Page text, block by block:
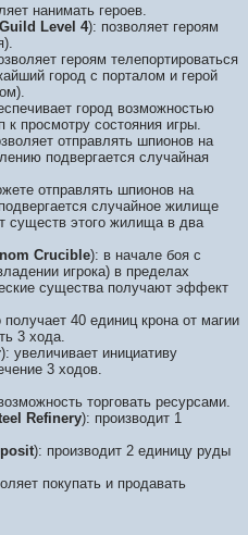
нанимать героев.
Level 4): позволяет героям
героям телепортироваться
город с порталом и герой
город возможностью
просмотру состояния игры.
отправлять шпионов на
подвергается случайная
отправлять шпионов на
случайное жилище
существ этого жилища в два
Crucible): в начале боя с
игрока) в пределах
существа получают эффект
40 единиц крона от магии
3 хода.
): увеличивает инициативу
3 ходов.
торговать ресурсами.
Refinery): производит 1
): производит 2 единицу руды
покупать и продавать